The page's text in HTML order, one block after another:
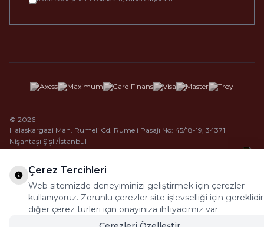
© 2026
Halaskargazi Mah. Rumeli Cd. Rumeli Pasajı No: 45/18-19, 34371
Nişantaşı Şişli/İstanbul
Çerez Tercihleri
Web sitemizde deneyiminizi geliştirmek için çerezler
kullanıyoruz. Zorunlu çerezler site işlevselliği için
diğer çerez türleri için onayınıza ihtiyacımız var.